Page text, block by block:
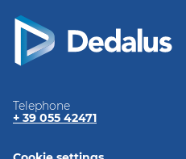
Telephone
+ 39 055 42471